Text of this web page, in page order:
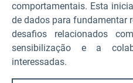
comportamentais. Esta
de dados para fundamentar
desafios relacionados
sensibilização e a
interessadas.